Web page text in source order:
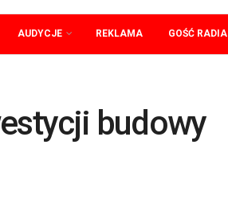
AUDYCJE REKLAMA GOŚĆ RADIA
budowy